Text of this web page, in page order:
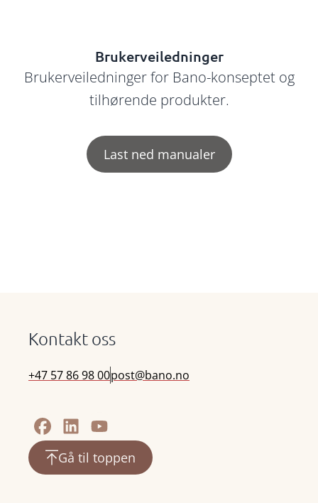
Brukerveiledninger
Brukerveiledninger for Bano-konseptet og
tilhørende produkter.
Last ned manualer
Kontakt oss
+47 57 86 98 00post@bano.no
Gå til toppen